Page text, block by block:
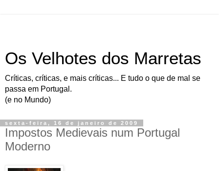
Os Velhotes dos Marretas
Críticas, críticas, e mais críticas... E tudo o que de mal se
passa em Portugal.
(e no Mundo)
sexta-feira, 16 de janeiro de 2009
Impostos Medievais num Portugal
Moderno